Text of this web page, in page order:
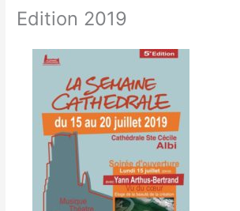
Edition 2019